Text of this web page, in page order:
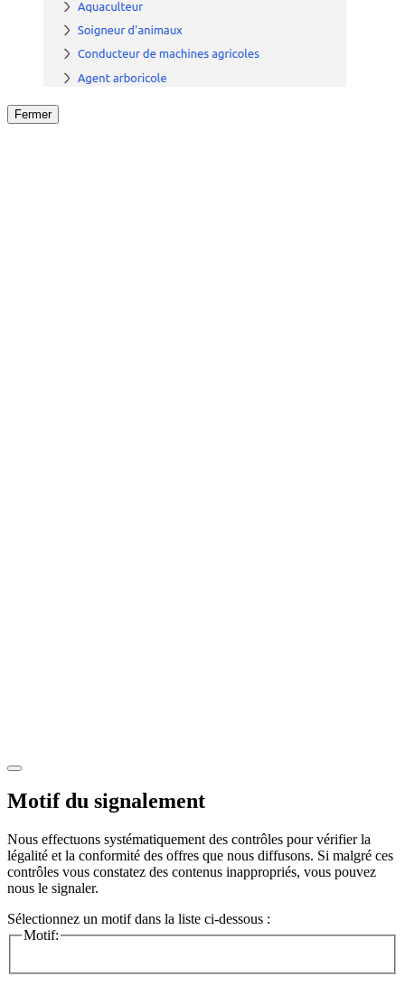
Fermer
Motif du signalement
Nous effectuons systématiquement des contrôles pour vérifier la
légalité et la conformité des offres que nous diffusons. Si malgré ces
contrôles vous constatez des contenus inappropriés, vous pouvez
nous le signaler.
Sélectionnez un motif dans la liste ci-dessous :
Motif: